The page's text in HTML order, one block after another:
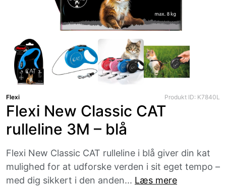
Flexi Produkt ID: K7840L
Flexi New Classic CAT
rulleline 3M – blå
Flexi New Classic CAT rulleline i blå giver din kat
mulighed for at udforske verden i sit eget tempo –
med dig sikkert i den anden... Læs mere